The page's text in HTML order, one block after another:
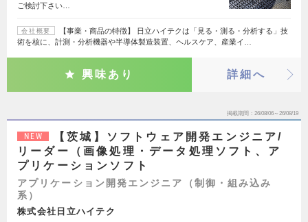
ご検討下さい…
会社概要
【事業・商品の特徴】 日立ハイテクは「見る・測る・分析する」技
術を核に、計測・分析機器や半導体製造装置、ヘルスケア、産業イ…
興味あり 詳細へ
掲載期間 26/08/06～26/08/19
NEW
【茨城】ソフトウェア開発エンジニア/
リーダー（画像処理・データ処理ソフト、ア
プリケーションソフト
アプリケーション開発エンジニア（制御・組み込み
系）
株式会社日立ハイテク